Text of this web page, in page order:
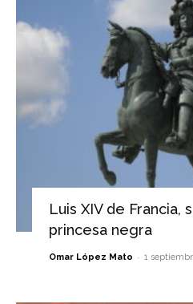
Luis XIV de Francia,
princesa negra
Omar López Mato - 1